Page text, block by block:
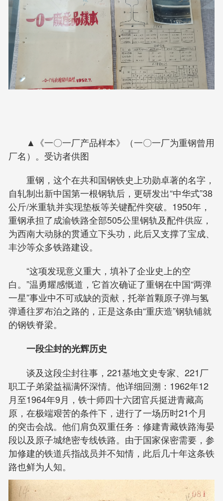
▲《一〇一厂产品样本》（一〇一厂为重钢曾用
厂名）。受访者供图
重钢，这个在共和国钢铁史上功勋卓著的名字，
自轧制出新中国第一根钢轨后，更研发出“中华式”38
公斤/米重轨并实现垫板等关键配件突破。1950年，
重钢承担了成渝铁路全部505公里钢轨及配件供应，
为西南大动脉的贯通立下头功，此后又支撑了宝成、
丰沙等众多铁路建设。
“这项发现意义重大，填补了企业史上的空
白。”温勇耀感慨道，它首次确证了重钢在中国“两弹
一星”事业中不可或缺的贡献，托举首颗原子弹与氢
弹通往罗布泊之路的，正是这条由“重庆造”钢轨铺就
的钢铁脊梁。
一段尘封的光辉历史
谈及这段尘封往事，221基地文史专家、221厂
职工子弟梁益福满怀深情。他详细回溯：1962年12
月至1964年9月，铁十师四十六团官兵挺进青藏高
原，在极端艰苦的条件下，进行了一场历时21个月
的突击会战。他们肩负双重任务：修建青藏铁路海晏
段以及原子城绝密专线铁路。由于国家保密需要，参
加修建的铁道兵指战员并不知情，此后几十年这条铁
路也鲜为人知。